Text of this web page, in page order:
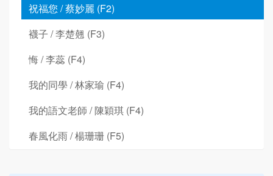
祝福您 / 蔡妙麗 (F2)
襪子 / 李楚翹 (F3)
悔 / 李蕊 (F4)
我的同學 / 林家瑜 (F4)
我的語文老師 / 陳穎琪 (F4)
春風化雨 / 楊珊珊 (F5)